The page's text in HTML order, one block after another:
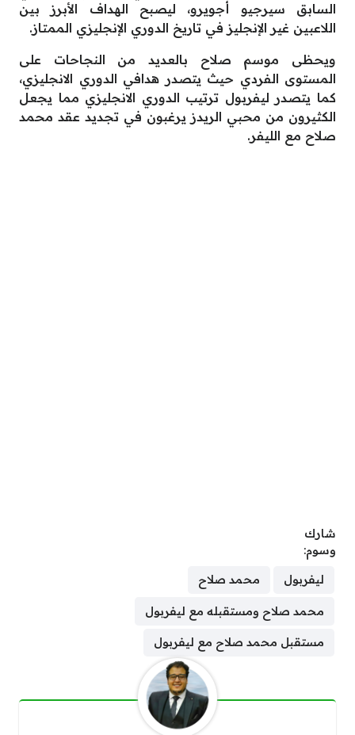
السابق سيرجيو أجويرو، ليصبح الهداف الأبرز بين
اللاعبين غير الإنجليز في تاريخ الدوري الإنجليزي الممتاز.
ويحظى موسم صلاح بالعديد من النجاحات على
المستوى الفردي حيث يتصدر هدافي الدوري الانجليزي،
كما يتصدر ليفربول ترتيب الدوري الانجليزي مما يجعل
الكثيرون من محبي الريدز يرغبون في تجديد عقد محمد
صلاح مع الليفر.
شارك
وسوم:
ليفربول محمد صلاح
محمد صلاح ومستقبله مع ليفربول
مستقبل محمد صلاح مع ليفربول